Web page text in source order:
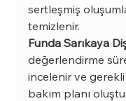
sertleşmiş
temizlenir.
Funda Sarıkaya
değerlendirme
incelenir ve
bakım planı